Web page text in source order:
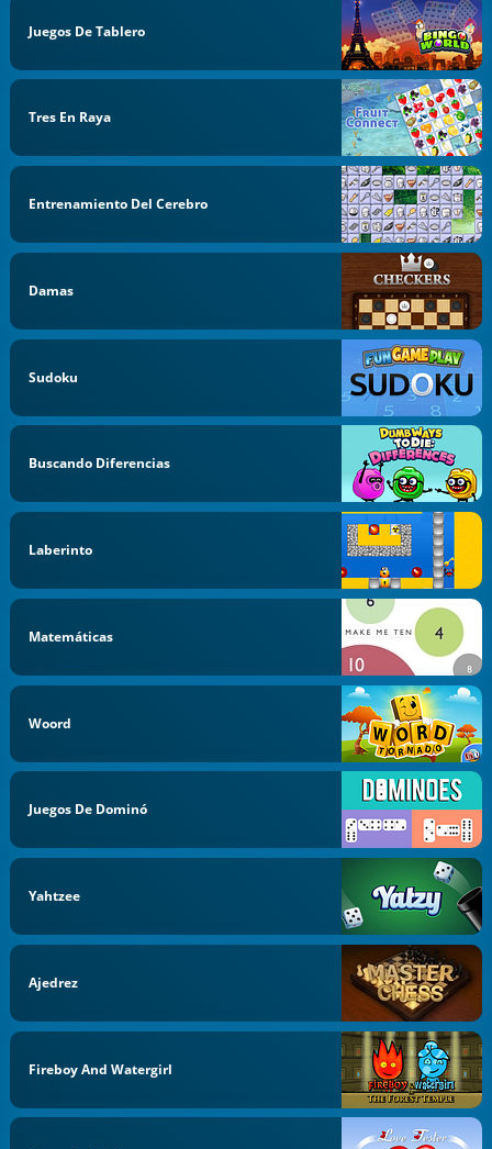
Juegos De Tablero
Tres En Raya
Entrenamiento Del Cerebro
Damas
Sudoku
Buscando Diferencias
Laberinto
Matemáticas
Woord
Juegos De Dominó
Yahtzee
Ajedrez
Fireboy And Watergirl